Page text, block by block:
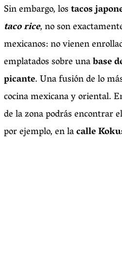
Sin embargo, lostacos
taco rice, no son
mexicanos: no vienen
emplatados sobre unabase
picante. Una fusión de lo
cocina mexicana y oriental.
de la zona podrás encontrar el
por ejemplo, en lacalle